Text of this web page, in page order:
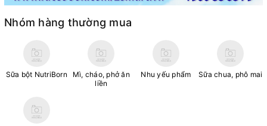
Nhóm hàng thường mua
Sữa bột NutriBorn
Mì, cháo, phở ăn
liền
Nhu yếu phẩm Sữa chua, phô mai